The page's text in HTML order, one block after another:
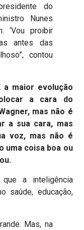
do
Nunes
‘Vou proibir
antes das
contou
a maior evolução
a cara do
mas não é
a sua cara, mas
voz, mas não é
uma coisa boa ou
a inteligência
saúde, educação,
Mas, na